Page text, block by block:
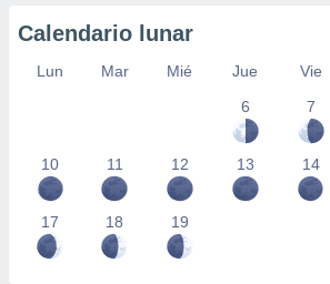
Calendario lunar
Lun Mar Mié Jue Vie
6
7
10 11 12 13 14
17 18 19